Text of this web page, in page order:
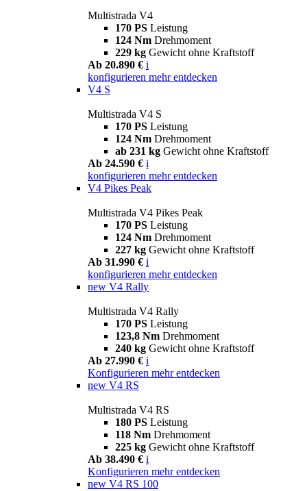
Multistrada V4
170 PS Leistung
124 Nm Drehmoment
229 kg Gewicht ohne Kraftstoff
Ab 20.890 € i
konfigurieren mehr entdecken
V4 S
Multistrada V4 S
170 PS Leistung
124 Nm Drehmoment
ab 231 kg Gewicht ohne Kraftstoff
Ab 24.590 € i
konfigurieren mehr entdecken
V4 Pikes Peak
Multistrada V4 Pikes Peak
170 PS Leistung
124 Nm Drehmoment
227 kg Gewicht ohne Kraftstoff
Ab 31.990 € i
konfigurieren mehr entdecken
new V4 Rally
Multistrada V4 Rally
170 PS Leistung
123,8 Nm Drehmoment
240 kg Gewicht ohne Kraftstoff
Ab 27.990 € i
Konfigurieren mehr entdecken
new V4 RS
Multistrada V4 RS
180 PS Leistung
118 Nm Drehmoment
225 kg Gewicht ohne Kraftstoff
Ab 38.490 € i
Konfigurieren mehr entdecken
new V4 RS 100